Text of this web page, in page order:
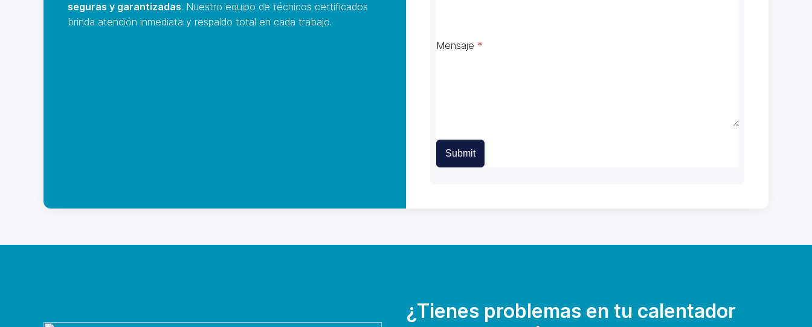
seguras y garantizadas. Nuestro equipo de técnicos certificados
brinda atención inmediata y respaldo total en cada trabajo.
Mensaje *
Submit
¿Tienes problemas en tu calentador